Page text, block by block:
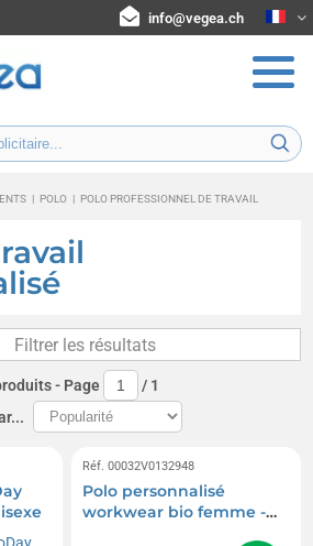
info@vegea.ch
| POLO | POLO PROFESSIONNEL DE TRAVAIL
Filtrer les résultats
- Page / 1
Réf. 00032V0132948
Polo personnalisé
workwear bio femme -